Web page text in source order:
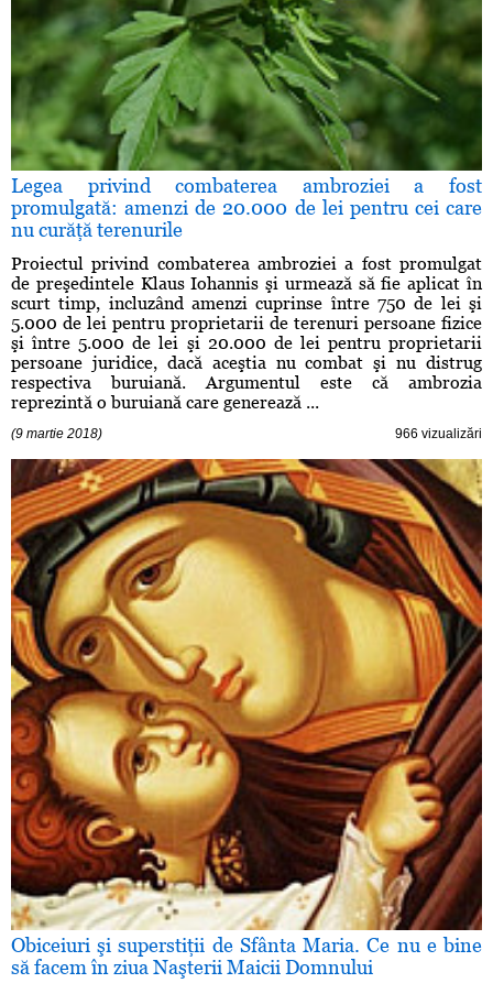
Legea privind combaterea ambroziei a fost
promulgată: amenzi de 20.000 de lei pentru cei care
nu curăţă terenurile
Proiectul privind combaterea ambroziei a fost promulgat
de preşedintele Klaus Iohannis şi urmează să fie aplicat în
scurt timp, incluzând amenzi cuprinse între 750 de lei şi
5.000 de lei pentru proprietarii de terenuri persoane fizice
şi între 5.000 de lei şi 20.000 de lei pentru proprietarii
persoane juridice, dacă aceştia nu combat şi nu distrug
respectiva buruiană. Argumentul este că ambrozia
reprezintă o buruiană care generează ...
(9 martie 2018) 966 vizualizări
Obiceiuri şi superstiţii de Sfânta Maria. Ce nu e bine
să facem în ziua Naşterii Maicii Domnului